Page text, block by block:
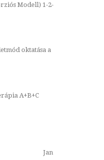
Modell) 1-2-
oktatása a
A+B+C
A+B